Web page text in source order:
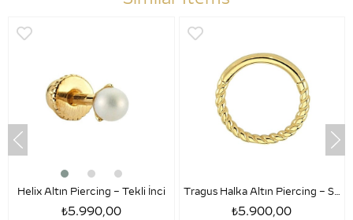
Helix Altın Piercing – Tekli İnci
₺5.990,00
Tragus Halka Altın Piercing – Sezar
₺5.900,00